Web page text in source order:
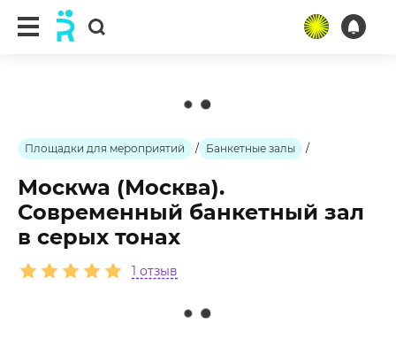
Площадки для мероприятий / Банкетные залы /
Москwa (Москва).
Современный банкетный зал
в серых тонах
1 отзыв